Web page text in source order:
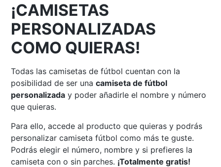
¡CAMISETAS
PERSONALIZADAS
COMO QUIERAS!
Todas las camisetas de fútbol cuentan con la
posibilidad de ser unacamiseta de fútbol
personalizada y poder añadirle el nombre y número
que quieras.
Para ello, accede al producto que quieras y podrás
personalizar camiseta fútbol como más te guste.
Podrás elegir el número, nombre y si prefieres la
camiseta con o sin parches. ¡Totalmente gratis!